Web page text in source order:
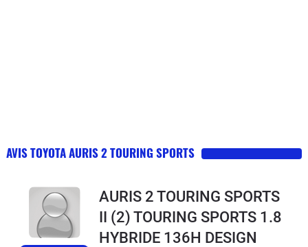
AVIS TOYOTA AURIS 2 TOURING SPORTS
AURIS 2 TOURING SPORTS
II (2) TOURING SPORTS 1.8
HYBRIDE 136H DESIGN